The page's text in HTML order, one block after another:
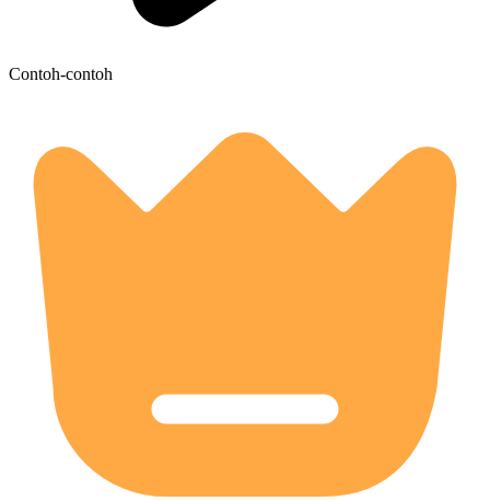
Contoh-contoh